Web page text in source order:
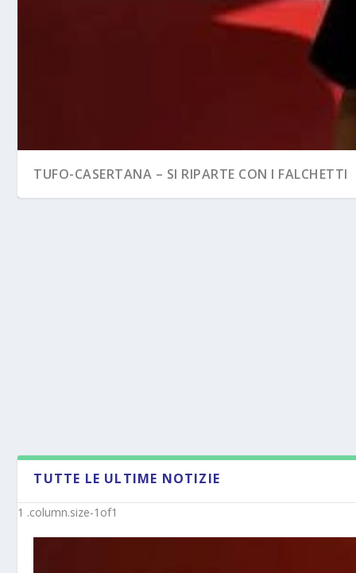
TUFO-CASERTANA – SI RIPARTE CON I FALCHETTI
TUTTE LE ULTIME NOTIZIE